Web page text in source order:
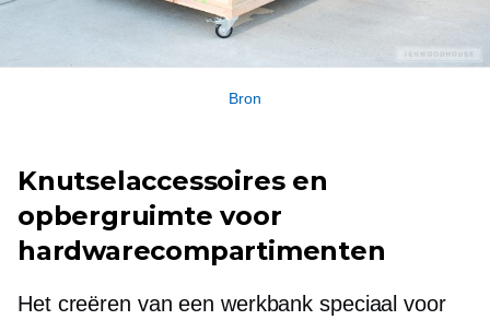
Bron
Knutselaccessoires en
opbergruimte voor
hardwarecompartimenten
Het creëren van een werkbank speciaal voor